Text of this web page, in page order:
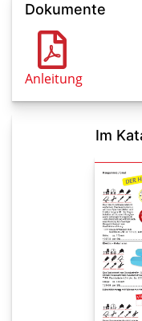
Dokumente
Anleitung
Im